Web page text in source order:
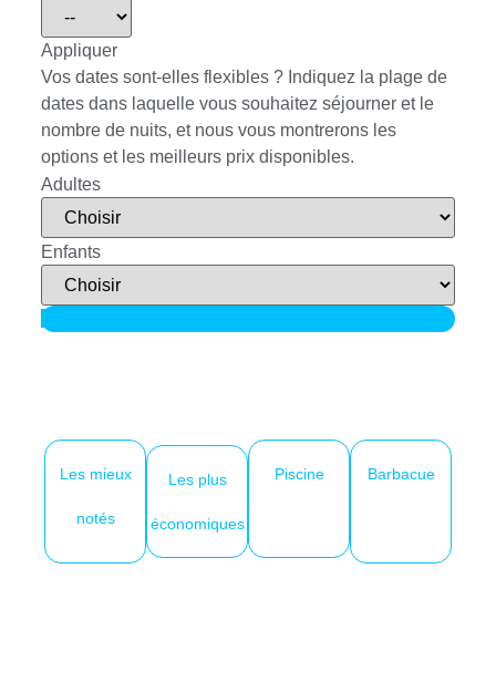
Appliquer
Vos dates sont-elles flexibles ? Indiquez la plage de
dates dans laquelle vous souhaitez séjourner et le
nombre de nuits, et nous vous montrerons les
options et les meilleurs prix disponibles.
Adultes
Enfants
Les mieux
notés
Les plus
économiques
Piscine Barbacue